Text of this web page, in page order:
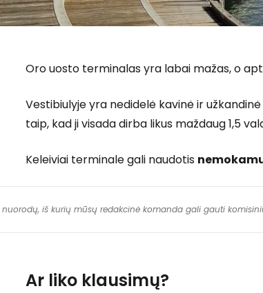
Oro uosto terminalas yra labai mažas, o
Vestibiulyje yra nedidelė kavinė ir užkandinė
taip, kad ji visada dirba likus maždaug 1,5
Keleiviai terminale gali naudotis
iš kurių mūsų redakcinė komanda gali gauti
Ar liko klausimų?